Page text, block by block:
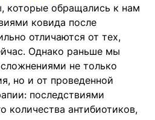
которые обращались к нам
ковида после
отличаются от тех,
Однако раньше мы
не только
но и от проведенной
последствиями
количества антибиотиков,